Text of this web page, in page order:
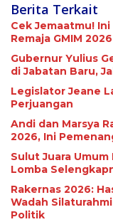
Berita Terkait
Cek Jemaatmu!
Remaja GMIM 2026
Gubernur Yulius
di Jabatan Baru,
Legislator Jeane
Perjuangan
Andi dan Marsya
2026, Ini
Sulut Juara Umum
Lomba
Rakernas 2026:
Wadah
Politik